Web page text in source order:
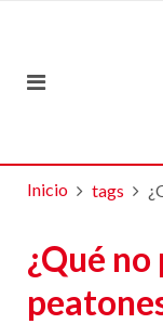
Inicio tags
¿Qué